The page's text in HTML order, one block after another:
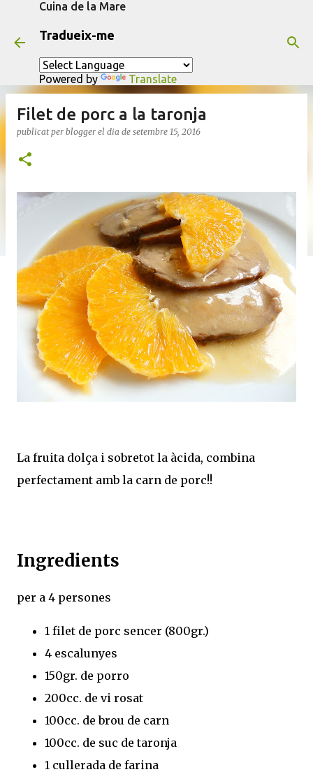
Cuina de la Mare
Tradueix-me
Powered by Translate
Filet de porc a la taronja
publicat per blogger el dia de setembre 15, 2016
La fruita dolça i sobretot la àcida, combina
perfectament amb la carn de porc!!
Ingredients
per a 4 persones
1 filet de porc sencer (800gr.)
4 escalunyes
150gr. de porro
200cc. de vi rosat
100cc. de brou de carn
100cc. de suc de taronja
1 cullerada de farina